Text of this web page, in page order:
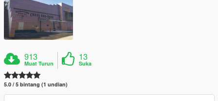
913
Muat Turun
13
Suka
5.0 / 5 bintang (1 undian)